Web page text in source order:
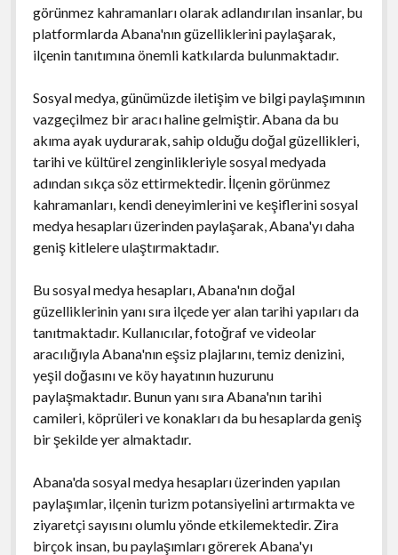
görünmez kahramanları olarak adlandırılan insanlar, bu
platformlarda Abana'nın güzelliklerini paylaşarak,
ilçenin tanıtımına önemli katkılarda bulunmaktadır.
Sosyal medya, günümüzde iletişim ve bilgi paylaşımının
vazgeçilmez bir aracı haline gelmiştir. Abana da bu
akıma ayak uydurarak, sahip olduğu doğal güzellikleri,
tarihi ve kültürel zenginlikleriyle sosyal medyada
adından sıkça söz ettirmektedir. İlçenin görünmez
kahramanları, kendi deneyimlerini ve keşiflerini sosyal
medya hesapları üzerinden paylaşarak, Abana'yı daha
geniş kitlelere ulaştırmaktadır.
Bu sosyal medya hesapları, Abana'nın doğal
güzelliklerinin yanı sıra ilçede yer alan tarihi yapıları da
tanıtmaktadır. Kullanıcılar, fotoğraf ve videolar
aracılığıyla Abana'nın eşsiz plajlarını, temiz denizini,
yeşil doğasını ve köy hayatının huzurunu
paylaşmaktadır. Bunun yanı sıra Abana'nın tarihi
camileri, köprüleri ve konakları da bu hesaplarda geniş
bir şekilde yer almaktadır.
Abana'da sosyal medya hesapları üzerinden yapılan
paylaşımlar, ilçenin turizm potansiyelini artırmakta ve
ziyaretçi sayısını olumlu yönde etkilemektedir. Zira
birçok insan, bu paylaşımları görerek Abana'yı